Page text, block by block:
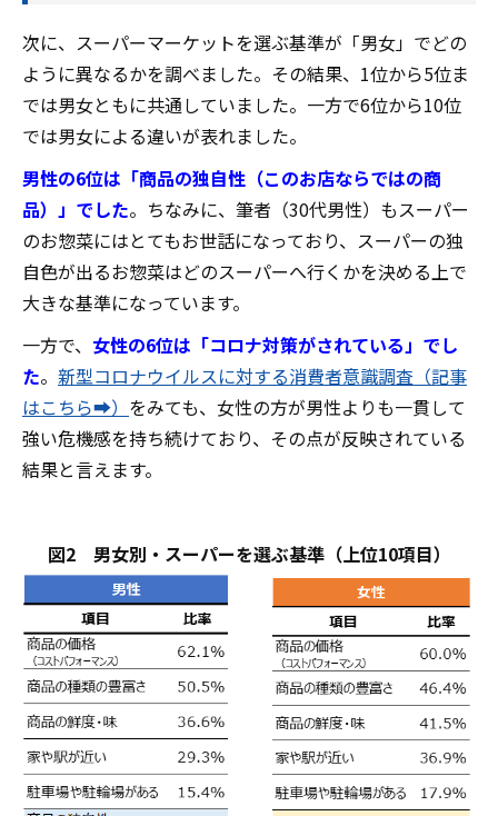
次に、スーパーマーケットを選ぶ基準が「男女」でどの
ように異なるかを調べました。その結果、1位から5位ま
では男女ともに共通していました。一方で6位から10位
では男女による違いが表れました。
男性の6位は「商品の独自性（このお店ならではの商
品）」でした。ちなみに、筆者（30代男性）もスーパー
のお惣菜にはとてもお世話になっており、スーパーの独
自色が出るお惣菜はどのスーパーへ行くかを決める上で
大きな基準になっています。
一方で、 女性の6位は「コロナ対策がされている」でし
た。 新型コロナウイルスに対する消費者意識調査（記事
はこちら➡） をみても、女性の方が男性よりも一貫して
強い危機感を持ち続けており、その点が反映されている
結果と言えます。
図2 男女別・スーパーを選ぶ基準（上位10項目）